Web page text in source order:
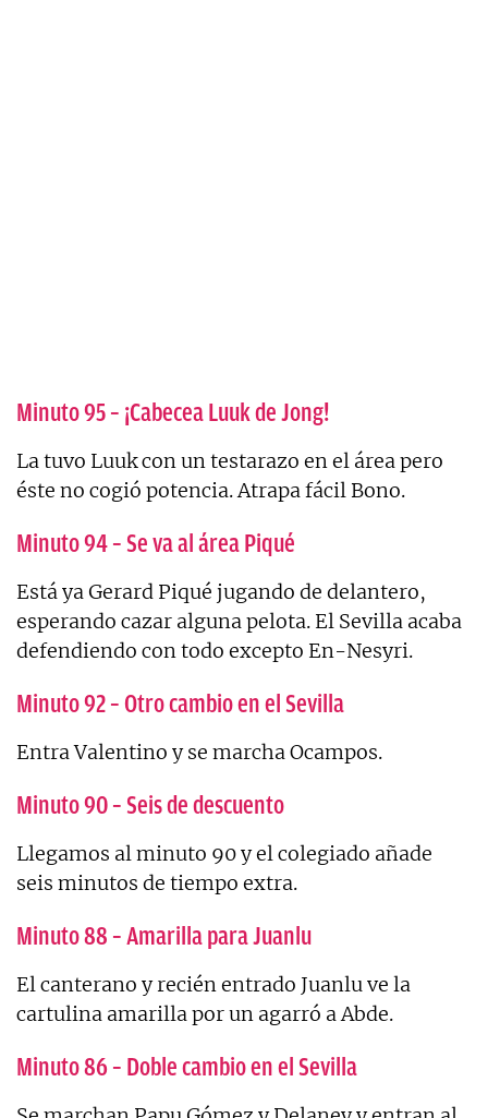
Minuto 95 – ¡Cabecea Luuk de Jong!
La tuvo Luuk con un testarazo en el área pero
éste no cogió potencia. Atrapa fácil Bono.
Minuto 94 – Se va al área Piqué
Está ya Gerard Piqué jugando de delantero,
esperando cazar alguna pelota. El Sevilla acaba
defendiendo con todo excepto En-Nesyri.
Minuto 92 – Otro cambio en el Sevilla
Entra Valentino y se marcha Ocampos.
Minuto 90 – Seis de descuento
Llegamos al minuto 90 y el colegiado añade
seis minutos de tiempo extra.
Minuto 88 – Amarilla para Juanlu
El canterano y recién entrado Juanlu ve la
cartulina amarilla por un agarró a Abde.
Minuto 86 – Doble cambio en el Sevilla